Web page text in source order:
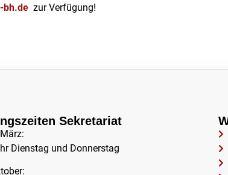
bh.de zur Verfügung!
Sekretariat
Dienstag und Donnerstag